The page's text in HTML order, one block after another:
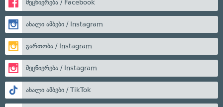
მეცნიერება / Facebook
ახალი ამბები / Instagram
გართობა / Instagram
მეცნიერება / Instagram
ახალი ამბები / TikTok